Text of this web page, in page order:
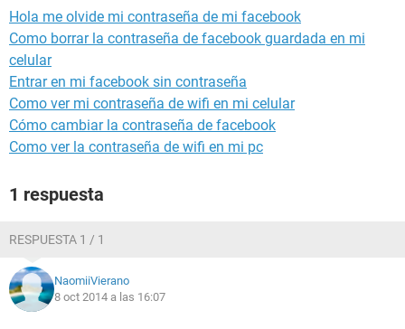
Hola me olvide mi contraseña de mi facebook
Como borrar la contraseña de facebook guardada en mi
celular
Entrar en mi facebook sin contraseña
Como ver mi contraseña de wifi en mi celular
Cómo cambiar la contraseña de facebook
Como ver la contraseña de wifi en mi pc
1 respuesta
RESPUESTA 1 / 1
NaomiiVierano
8 oct 2014 a las 16:07